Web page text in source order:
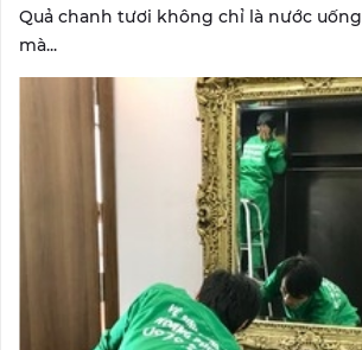
Quả chanh tươi không chỉ là nước
mà...